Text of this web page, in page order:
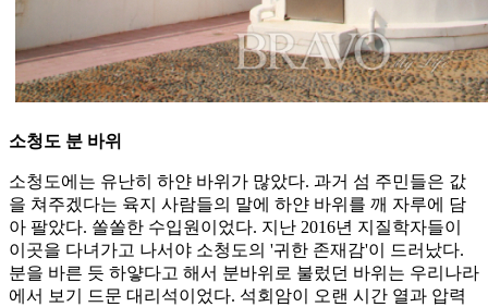
소청도 분 바위
소청도에는 유난히 하얀 바위가 많았다. 과거 섬 주민들은 값
을 쳐주겠다는 육지 사람들의 말에 하얀 바위를 깨 자루에 담
아 팔았다. 쏠쏠한 수입원이었다. 지난 2016년 지질학자들이
이곳을 다녀가고 나서야 소청도의 '귀한 존재감'이 드러났다.
분을 바른 듯 하얗다고 해서 분바위로 불렀던 바위는 우리나라
에서 보기 드문 대리석이었다. 석회암이 오랜 시간 열과 압력